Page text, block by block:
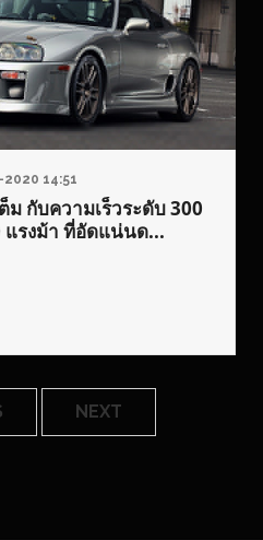
2020 14:51
ม กับความเร็วระดับ 300
แรงม้า ที่อัดแน่นด...
NEXT